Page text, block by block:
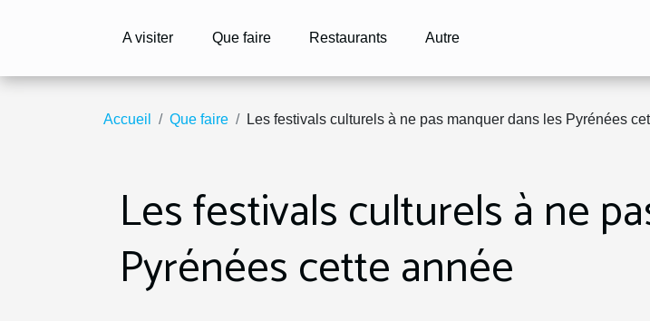
A visiter Que faire Restaurants Autre
Accueil Que faire Les festivals culturels à ne pas manquer dans les Pyrénées
Les festivals culturels à ne
Pyrénées cette année